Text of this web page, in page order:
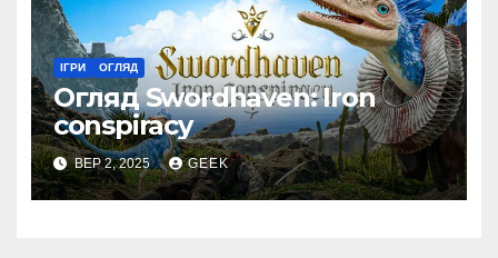
ІГРИ ОГЛЯД
Огляд Swordhaven: Iron
conspiracy
ВЕР 2, 2025 GEEK